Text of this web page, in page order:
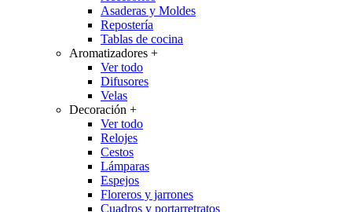
Asaderas y Moldes
Repostería
Tablas de cocina
Aromatizadores +
Ver todo
Difusores
Velas
Decoración +
Ver todo
Relojes
Cestos
Lámparas
Espejos
Floreros y jarrones
Cuadros y portarretratos